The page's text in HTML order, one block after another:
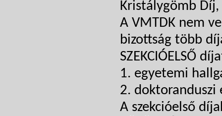
Kristálygömb Díj,
A VMTDK nem
bizottság több
SZEKCIÓELSŐ
1. egyetemi
2. doktoranduszi
A szekcióelső